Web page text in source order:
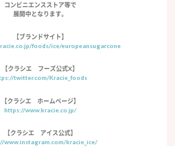
コンビニエンスストア等で
展開中となります。
【ブランドサイト】
foods/ice/europeansugarcone
【クラシエ フーズ公式X】
twitter.com/Kracie_foods
【クラシエ ホームページ】
https://www.kracie.co.jp/
【クラシエ アイス公式】
www.instagram.com/kracie_ice/